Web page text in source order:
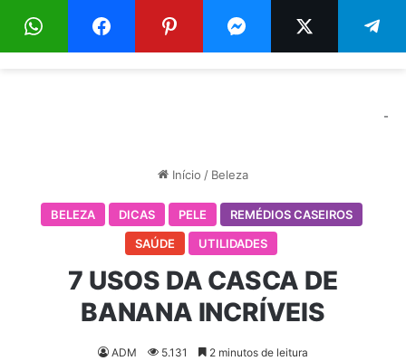
Menu
-
Início / Beleza
BELEZA DICAS PELE
REMÉDIOS CASEIROS
SAÚDE
UTILIDADES
7 USOS DA CASCA DE
BANANA INCRÍVEIS
ADM 5.131 2 minutos de leitura